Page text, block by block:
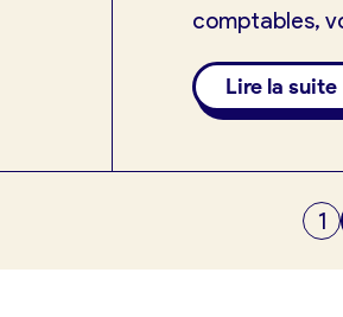
comptables,
le
d'analyser les
stratégiques.
Lire la suite
1